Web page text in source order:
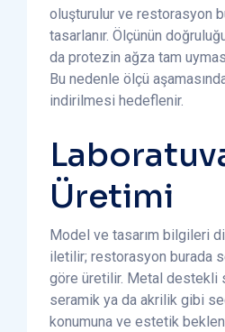
oluşturulur ve restorasyon
tasarlanır. Ölçünün
da protezin ağza tam
Bu nedenle ölçü
indirilmesi hedeflenir.
Üretimi
Model ve tasarım bilgileri
iletilir; restorasyon burada
göre üretilir. Metal destekli
seramik ya da akrilik gibi
konumuna ve estetik